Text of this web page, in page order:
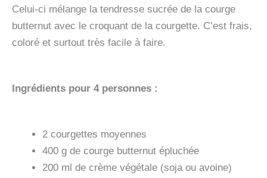
Celui-ci mélange la tendresse sucrée de la courge
butternut avec le croquant de la courgette. C’est frais,
coloré et surtout très facile à faire.
Ingrédients pour 4 personnes :
2 courgettes moyennes
400 g de courge butternut épluchée
200 ml de crème végétale (soja ou avoine)